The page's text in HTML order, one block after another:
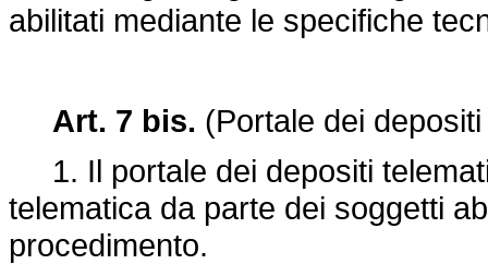
abilitati mediante le specifiche
Art. 7 bis. (Portale dei
1. Il portale dei depositi
telematica da parte dei soggetti
procedimento.